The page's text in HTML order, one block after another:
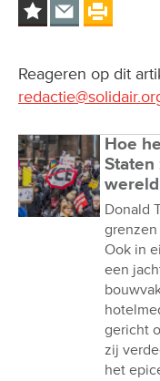
Reageren op dit
Hoe
Staten
Donald
grenzen
Ook in
een
gericht
zij
het